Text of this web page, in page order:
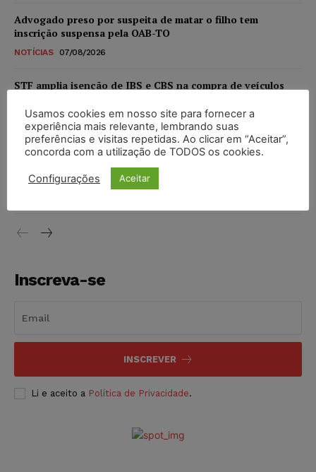
Advogado preso por suspeita de matar o filho tem
inscrição suspensa pela OAB-TO
NOTÍCIAS 07/08/2026
STF amplia isenção de IBS e CBS na compra de veículos
níveis
DIREITO TRIBUTÁRIO 07/08/2026
Justiça do Trabalho mantém justa causa de empregado que
vendia canetas emagrecedoras no local de trabalho
Inscreva-se
INSCREVER
Li e aceito a Política de Privacidade.
Usamos cookies em nosso site para fornecer a
experiência mais relevante, lembrando suas
preferências e visitas repetidas. Ao clicar em “Aceitar”,
concorda com a utilização de TODOS os cookies.
Configurações Aceitar